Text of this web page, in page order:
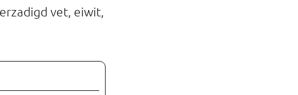
vet, eiwit,